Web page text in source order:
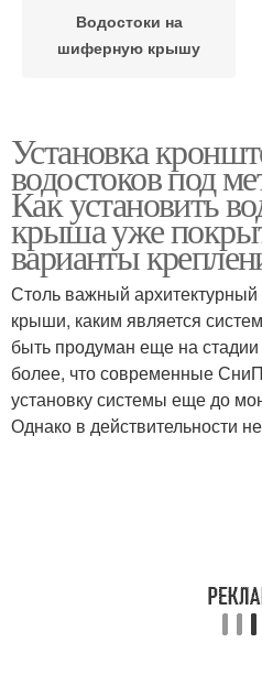
Водостоки на
шиферную крышу
Установка
водостоков под
Как установить
крыша уже
варианты
Столь важный архитектурный
крыши, каким является
быть продуман еще на
более, что современные
установку системы еще до
Однако в действительности